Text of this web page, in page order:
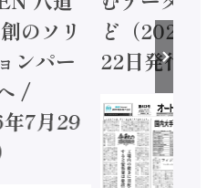
のソリ
ンパー
/
年7月29
ど（2026年
22日発行）